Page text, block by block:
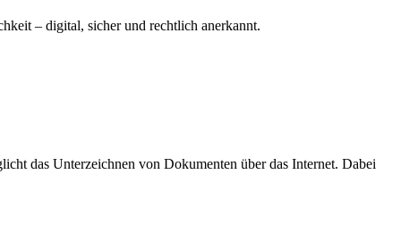
– digital, sicher und rechtlich anerkannt.
das Unterzeichnen von Dokumenten über das Internet. Dabei